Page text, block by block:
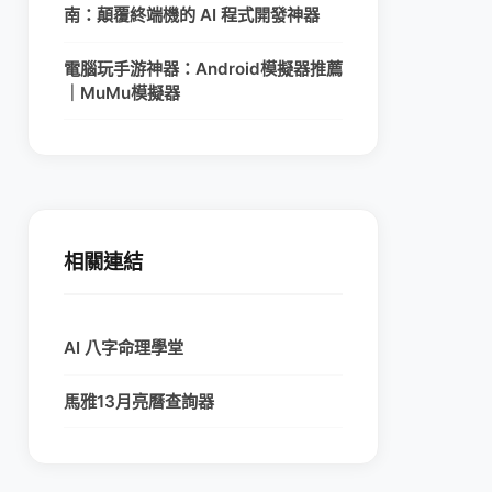
南：顛覆終端機的 AI 程式開發神器
電腦玩手游神器：Android模擬器推薦
｜MuMu模擬器
相關連結
AI 八字命理學堂
馬雅13月亮曆查詢器